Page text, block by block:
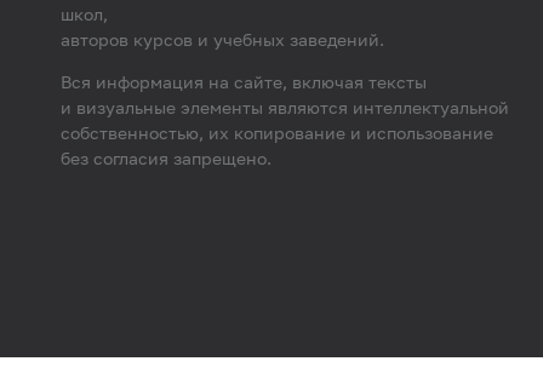
школ,
авторов курсов и учебных заведений.
Вся информация на сайте, включая тексты
и визуальные элементы являются интеллектуальной
собственностью, их копирование и использование
без согласия запрещено.